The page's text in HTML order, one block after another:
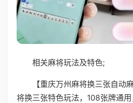
相关麻将玩法及特色;
【重庆万州麻将换三张自动
将换三张特色玩法，108张牌通